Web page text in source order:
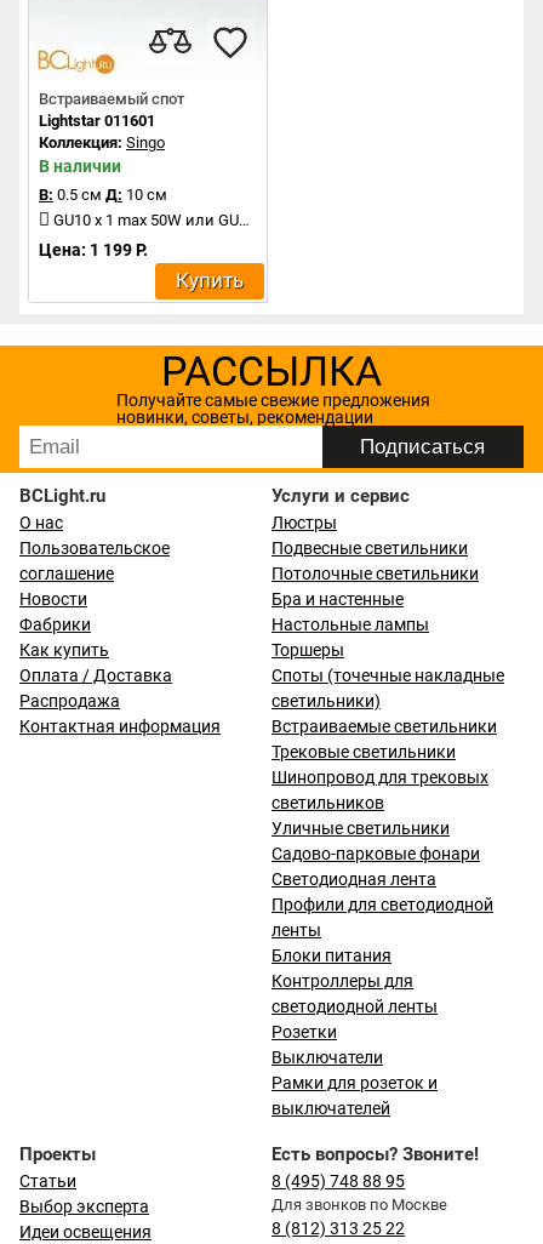
Встраиваемый спот
Lightstar 011601
Коллекция: Singo
В наличии
В: 0.5 см Д: 10 см
GU10 x 1 max 50W или GU5.3 x 1 max 50W
Цена: 1 199 Р.
Купить
РАССЫЛКА
Получайте самые свежие предложения
новинки, советы, рекомендации
BCLight.ru
О нас
Пользовательское
соглашение
Новости
Фабрики
Как купить
Оплата / Доставка
Распродажа
Контактная информация
Услуги и сервис
Люстры
Подвесные светильники
Потолочные светильники
Бра и настенные
Настольные лампы
Торшеры
Споты (точечные накладные
светильники)
Встраиваемые светильники
Трековые светильники
Шинопровод для трековых
светильников
Уличные светильники
Садово-парковые фонари
Светодиодная лента
Профили для светодиодной
ленты
Блоки питания
Контроллеры для
светодиодной ленты
Розетки
Выключатели
Рамки для розеток и
выключателей
Проекты
Статьи
Выбор эксперта
Идеи освещения
Есть вопросы? Звоните!
8 (495) 748 88 95
Для звонков по Москве
8 (812) 313 25 22